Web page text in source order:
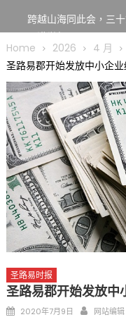
跨越山海同此会，三
圆满举行
圣路易龙舟俱乐部5月
趣 + 水上竞速魅力
三十二载跨越时空的
执掌密苏里植物园近
合作 Peter Raven
一晃三十年，初夏又
园“中华日三十周年特
筝声与琴韵交汇：刘
与钢琴的精彩对话
Home 2026 4 月
圣路易郡开始发放中小企
圣路易时报
圣路易郡开始发放中
Posted
2020年7月9日 Author
网站编辑